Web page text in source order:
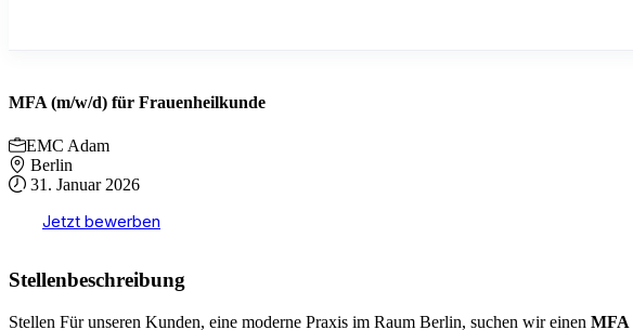
MFA (m/w/d) für Frauenheilkunde
EMC Adam
Berlin
31. Januar 2026
Jetzt bewerben
Stellenbeschreibung
Stellen Für unseren Kunden, eine moderne Praxis im Raum Berlin, suchen wir einen MFA